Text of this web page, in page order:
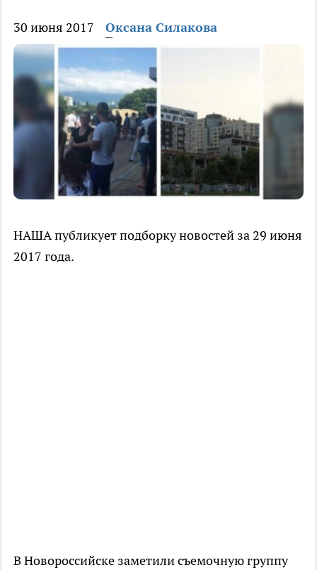
30 июня 2017 Оксана Силакова
НАША публикует подборку новостей за 29 июня
2017 года.
В Новороссийске заметили съемочную группу